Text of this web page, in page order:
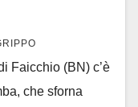
Faicchio (BN) c’è
che sforna